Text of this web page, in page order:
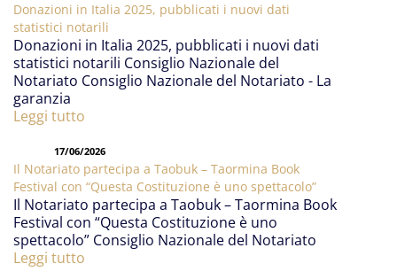
Donazioni in Italia 2025, pubblicati i nuovi dati
statistici notarili
Donazioni in Italia 2025, pubblicati i nuovi dati
statistici notarili Consiglio Nazionale del
Notariato Consiglio Nazionale del Notariato - La
garanzia
Leggi tutto
17/06/2026
Il Notariato partecipa a Taobuk – Taormina Book
Festival con “Questa Costituzione è uno spettacolo”
Il Notariato partecipa a Taobuk – Taormina Book
Festival con “Questa Costituzione è uno
spettacolo” Consiglio Nazionale del Notariato
Leggi tutto